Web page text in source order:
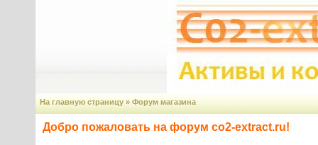
На главную страницу » Форум магазина
Добро пожаловать на форум co2-extract.ru!